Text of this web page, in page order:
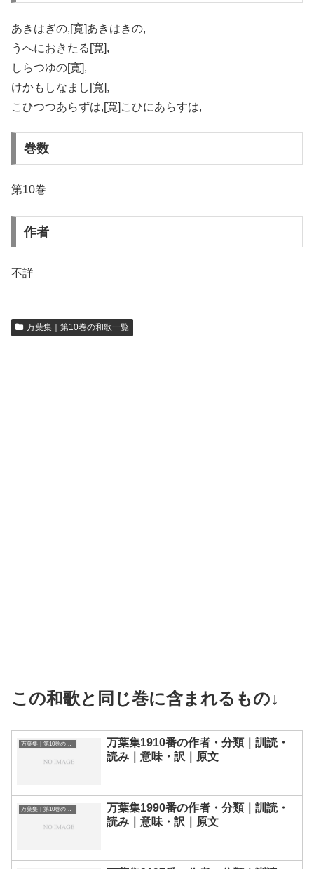
あきはぎの,[寛]あきはきの,
うへにおきたる[寛],
しらつゆの[寛],
けかもしなまし[寛],
こひつつあらずは,[寛]こひにあらすは,
巻数
第10巻
作者
不詳
万葉集｜第10巻の和歌一覧
この和歌と同じ巻に含まれるもの↓
万葉集｜第10巻の和歌一覧
万葉集1910番の作者・分類｜訓読・
読み｜意味・訳｜原文
万葉集｜第10巻の和歌一覧
万葉集1990番の作者・分類｜訓読・
読み｜意味・訳｜原文